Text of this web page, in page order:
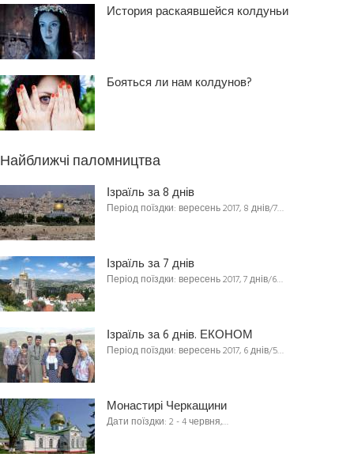
История раскаявшейся колдуньи
Бояться ли нам колдунов?
Найближчі паломництва
Ізраїль за 8 днів
Період поїздки: вересень 2017, 8 днів/7…
Ізраїль за 7 днів
Період поїздки: вересень 2017, 7 днів/6…
Ізраїль за 6 днів. ЕКОНОМ
Період поїздки: вересень 2017, 6 днів/5…
Монастирі Черкащини
Дати поїздки: 2 - 4 червня,…